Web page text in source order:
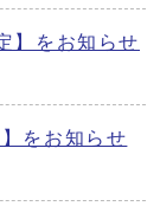
】をお知らせ
をお知らせ